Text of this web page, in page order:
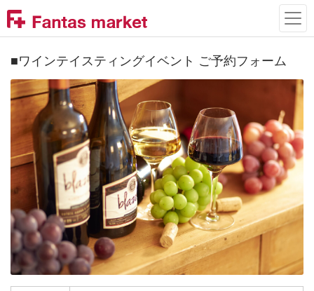
■ワインテイスティングイベント ご予約フォーム